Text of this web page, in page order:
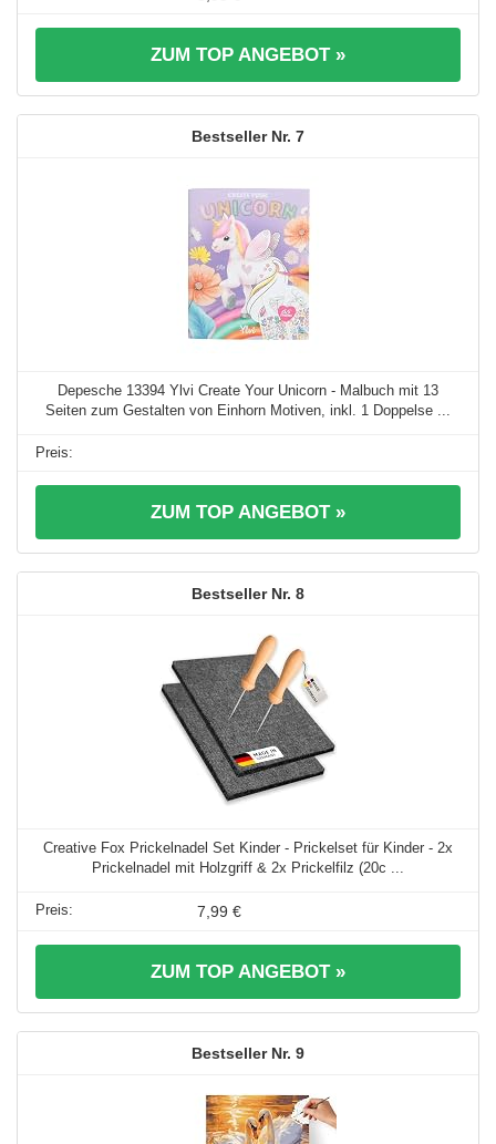
ZUM TOP ANGEBOT »
7
Depesche 13394 Ylvi Create Your Unicorn - Malbuch mit 13
Seiten zum Gestalten von Einhorn Motiven, inkl. 1 Doppelse ...
ZUM TOP ANGEBOT »
8
Creative Fox Prickelnadel Set Kinder - Prickelset für Kinder - 2x
Prickelnadel mit Holzgriff & 2x Prickelfilz (20c ...
7,99 €
ZUM TOP ANGEBOT »
9